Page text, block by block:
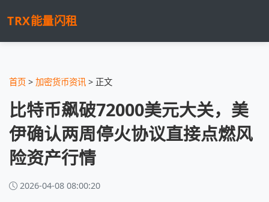
TRX能量闪租
首页 > 加密货币资讯 > 正文
比特币飙破72000美元大关，美
伊确认两周停火协议直接点燃风
险资产行情
2026-04-08 08:00:20